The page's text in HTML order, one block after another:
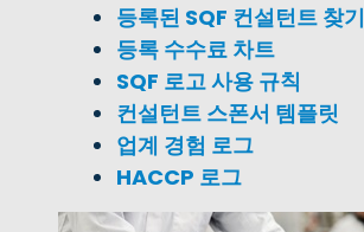
등록된 SQF 컨설턴트 찾기
등록 수수료 차트
SQF 로고 사용 규칙
컨설턴트 스폰서 템플릿
업계 경험 로그
HACCP 로그